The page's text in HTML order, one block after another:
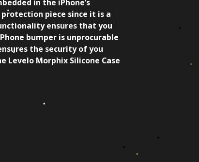
piece since it is a
ensures that you
bumper is unprocurable
the security of you
Morphix Silicone Case